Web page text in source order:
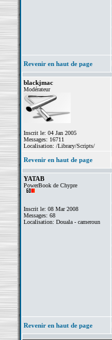
Revenir en haut de page
blackjmac
Modérateur
Inscrit le: 04 Jan 2005
Messages: 16711
Localisation: /Library/Scripts/
Revenir en haut de page
YATAB
PowerBook de Chypre
Inscrit le: 08 Mar 2008
Messages: 68
Localisation: Douala - cameroun
Revenir en haut de page